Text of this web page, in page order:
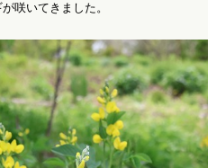
咲いてきました。